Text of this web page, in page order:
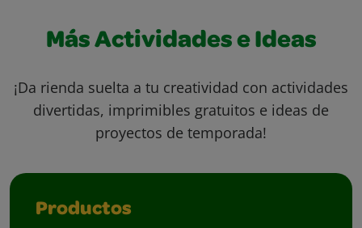
Más Actividades e Ideas
¡Da rienda suelta a tu creatividad con actividades
divertidas, imprimibles gratuitos e ideas de
proyectos de temporada!
Productos